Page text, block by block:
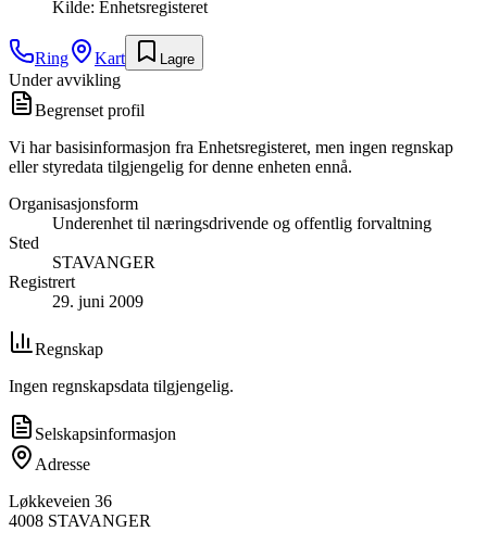
Kilde: Enhetsregisteret
Ring Kart Lagre
Under avvikling
Begrenset profil
Vi har basisinformasjon fra Enhetsregisteret, men ingen regnskap
eller styredata tilgjengelig for denne enheten ennå.
Organisasjonsform
Underenhet til næringsdrivende og offentlig forvaltning
Sted
STAVANGER
Registrert
29. juni 2009
Regnskap
Ingen regnskapsdata tilgjengelig.
Selskapsinformasjon
Adresse
Løkkeveien 36
4008 STAVANGER